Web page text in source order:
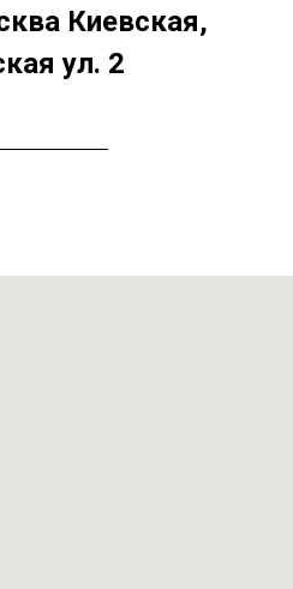
Киевская,
ул. 2